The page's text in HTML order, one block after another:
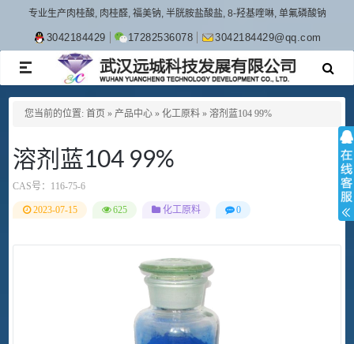
专业生产肉桂酸, 肉桂醛, 福美钠, 半胱胺盐酸盐, 8-羟基喹啉, 单氟磷酸钠
3042184429 17282536078 3042184429@qq.com
TOGGLE
NAVIGATION
您当前的位置: 首页 » 产品中心 » 化工原料 » 溶剂蓝104 99%
溶剂蓝104 99%
CAS号： 116-75-6
2023-07-15 625 化工原料 0